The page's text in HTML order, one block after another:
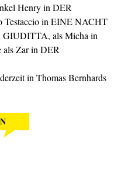
Henry in DER
in EINE NACHT
als Micha in
Zar in DER
in Thomas Bernhards